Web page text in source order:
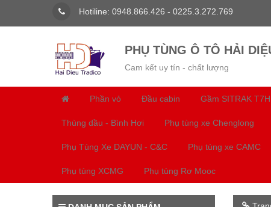
Hotiline: 0948.866.426 - 0225.3.272.769
PHỤ TÙNG Ô TÔ HẢI
Cam kết uy tín - chất lượng
Phần vỏ Đầu cabin Gầm SITRAK
Thùng dầu - Bình Hơi Phụ tùng xe Chenglong
Phụ Tùng Xe DAYUN - C&C Phụ tùng xe CAMC
Phụ tùng XCMG Phụ tùng Rơ Mooc